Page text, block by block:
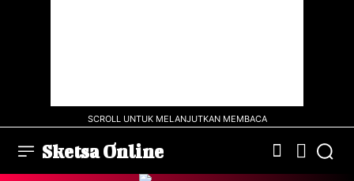
SCROLL UNTUK MELANJUTKAN MEMBACA
Sketsa Online